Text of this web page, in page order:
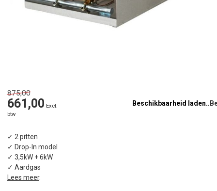
875,00
661,00 Excl.
btw
Beschikbaarheid laden..
✓ 2 pitten
✓ Drop-In model
✓ 3,5kW + 6kW
✓ Aardgas
Lees meer.